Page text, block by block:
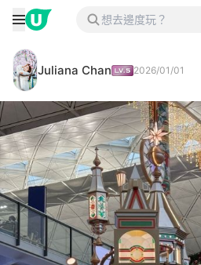
Juliana Chan 2026/01/01